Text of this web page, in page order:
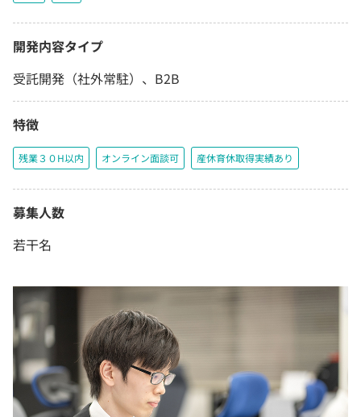
開発内容タイプ
受託開発（社外常駐）、B2B
特徴
残業３０H以内 オンライン面談可 産休育休取得実績あり
募集人数
若干名